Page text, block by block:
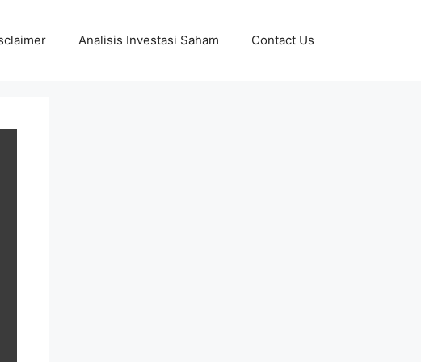
Analisis Investasi Saham Contact Us